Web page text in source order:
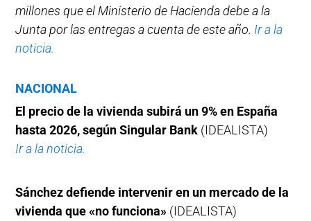
millones que el Ministerio de Hacienda debe a la
Junta por las entregas a cuenta de este año. Ir a la
noticia.
NACIONAL
El precio de la vivienda subirá un 9% en España
hasta 2026, según Singular Bank (IDEALISTA)
Ir a la noticia.
Sánchez defiende intervenir en un mercado de la
vivienda que «no funciona» (IDEALISTA)